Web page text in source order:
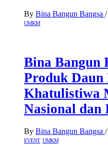
By Bina Bangun Bangsa /
UMKM
Bina Bangun
Produk
Khatulistiwa
Nasional dan
By Bina Bangun Bangsa /
EVENT UMKM